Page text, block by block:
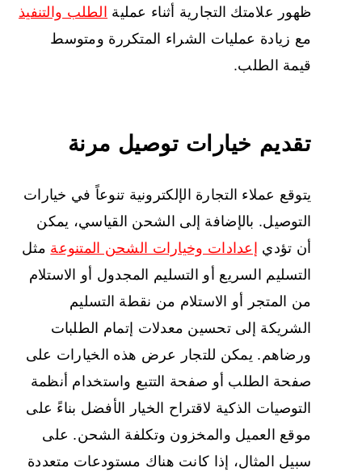
ظهور علامتك التجارية أثناء عملية
الطلب والتنفيذ
مع زيادة عمليات الشراء المتكررة ومتوسط
قيمة الطلب.
تقديم خيارات توصيل مرنة
يتوقع عملاء التجارة الإلكترونية تنوعاً في خيارات
التوصيل. بالإضافة إلى الشحن القياسي، يمكن
أن تؤدي
إعدادات وخيارات الشحن المتنوعة مثل
التسليم السريع أو التسليم المجدول أو الاستلام
من المتجر أو الاستلام من نقطة التسليم
الشريكة إلى تحسين معدلات إتمام الطلبات
ورضاهم. يمكن للتجار عرض هذه الخيارات على
صفحة الطلب أو صفحة التتبع واستخدام أنظمة
التوصيات الذكية لاقتراح الخيار الأفضل بناءً على
موقع العميل والمخزون وتكلفة الشحن. على
سبيل المثال، إذا كانت هناك مستودعات متعددة